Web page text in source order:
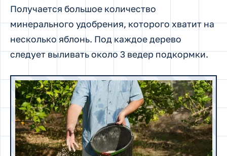
Получается большое количество
минерального удобрения, которого хватит на
несколько яблонь. Под каждое дерево
следует выливать около 3 ведер подкормки.